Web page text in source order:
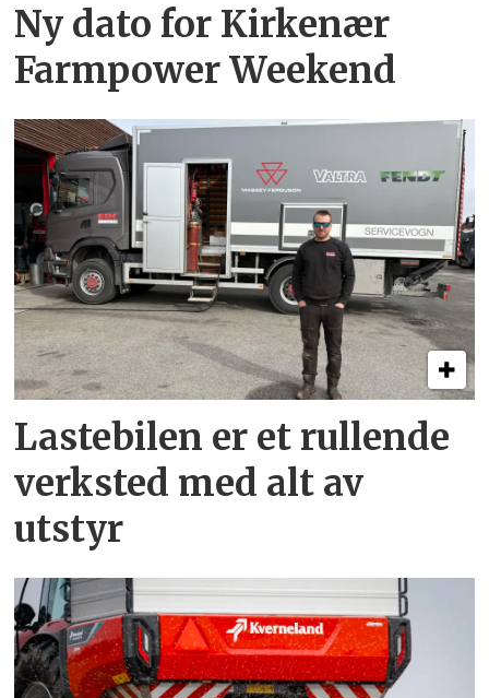
Ny dato for Kirkenær
Farmpower Weekend
Lastebilen er et rullende
verksted med alt av
utstyr